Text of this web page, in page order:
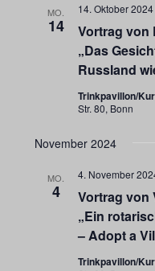
MO.
14
Vortrag von
„Das
Russland
14. Oktober
Trinkpavillon/
Str. 80, Bonn
November 2024
MO.
4
Vortrag von
„Ein
– Adopt a
4. November
Trinkpavillon/